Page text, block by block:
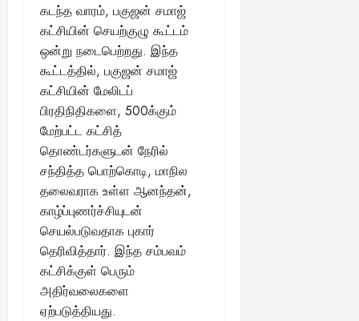
கடந்த வாரம், பகுஜன் சமாஜ்
கட்சியின் செயற்குழு கூட்டம்
ஒன்று நடைபெற்றது. இந்த
கூட்டத்தில், பகுஜன் சமாஜ்
கட்சியின் மேலிடப்
பிரதிநிதிகளை, 500க்கும்
மேற்பட்ட கட்சித்
தொண்டர்களுடன் நேரில்
சந்தித்த பொற்கொடி, மாநில
தலைவராக உள்ள ஆனந்தன்,
காழ்ப்புணர்ச்சியுடன்
செயல்படுவதாக புகார்
தெரிவித்தார். இந்த சம்பவம்
கட்சிக்குள் பெரும்
அதிர்வலைகளை
ஏற்படுத்தியது.